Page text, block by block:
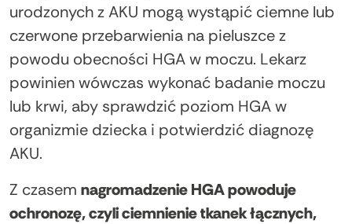
urodzonych z AKU mogą wystąpić ciemne lub
czerwone przebarwienia na pieluszce z
powodu obecności HGA w moczu. Lekarz
powinien wówczas wykonać badanie moczu
lub krwi, aby sprawdzić poziom HGA w
organizmie dziecka i potwierdzić diagnozę
AKU.
Z czasem nagromadzenie HGA powoduje
ochronozę, czyli ciemnienie tkanek łącznych,